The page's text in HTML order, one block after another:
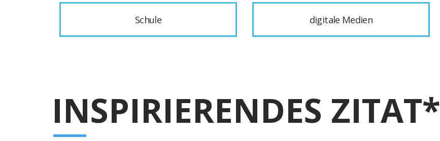
Schule digitale Medien
INSPIRIERENDES ZITAT*